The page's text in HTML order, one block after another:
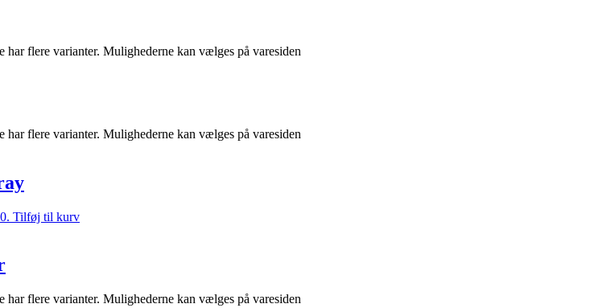
har flere varianter. Mulighederne kan vælges på varesiden
har flere varianter. Mulighederne kan vælges på varesiden
Tilføj til kurv
har flere varianter. Mulighederne kan vælges på varesiden